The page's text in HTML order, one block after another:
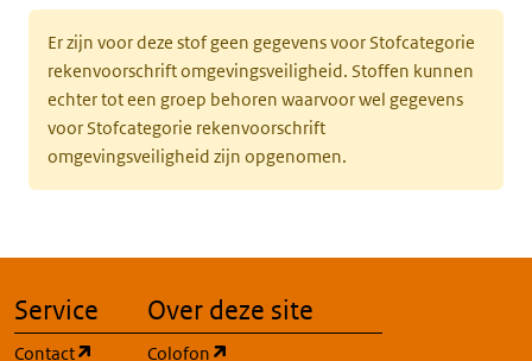
Er zijn voor deze stof geen gegevens voor Stofcategorie
rekenvoorschrift omgevingsveiligheid. Stoffen kunnen
echter tot een groep behoren waarvoor wel gegevens
voor Stofcategorie rekenvoorschrift
omgevingsveiligheid zijn opgenomen.
Service
Contact (opent in een nieuw tabblad)
Over deze site
Colofon